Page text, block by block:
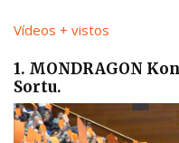
Vídeos + vistos
1. MONDRAGON
Sortu.